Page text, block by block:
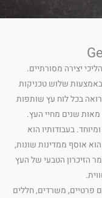
יצירה מסורתיים.
שלוש טכניקות
בכל לוח עץ שותפות
שנים מחיי העץ.
בעבודותיו הוא
אוסף ממדינות שונות,
הזיכרון הטבעי של העץ
פרטיים, משרדים, חללים